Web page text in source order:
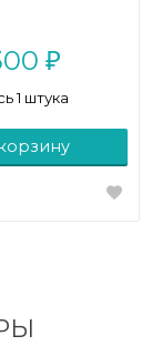
₽
1 штука